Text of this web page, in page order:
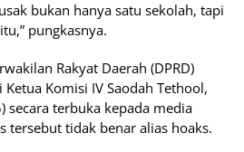
bukan hanya satu sekolah, tapi
pungkasnya.
Rakyat Daerah (DPRD)
Komisi IV Saodah Tethool,
secara terbuka kepada media
tersebut tidak benar alias hoaks.